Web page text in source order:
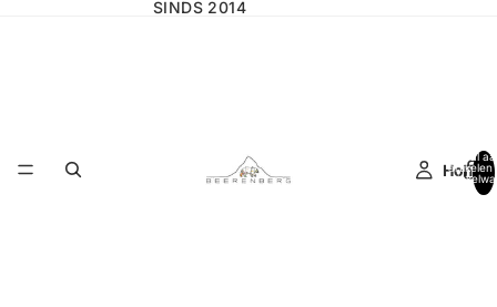
SINDS 2014
Home
Totaal
artikelen